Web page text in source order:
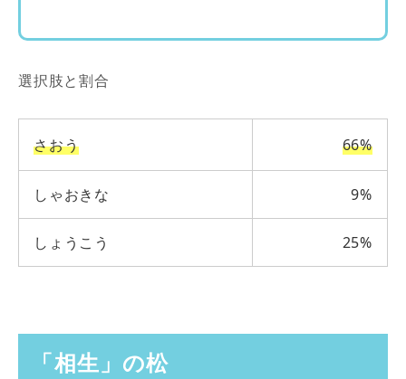
選択肢と割合
さおう 66%
しゃおきな 9%
しょうこう 25%
「相生」の松